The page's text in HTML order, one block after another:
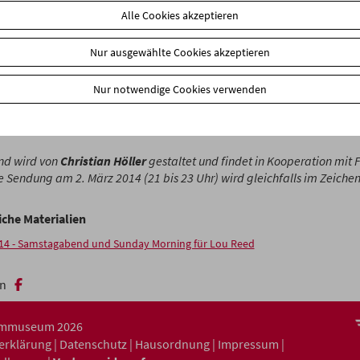
Danny Williams, Andy Warhol und Jonas Mekas erstreckt sich
Arbeiten, etwa des Filmemachers Dietmar Brehm, für die
Inspiration ist. Daneben werden Ausschnitte aus
Clips gezeigt, die Reeds versierte Rollenspiele – vom Gender-
­Animal“ bis hin zum literaturkundigen Edgar-Allan-Poe- und
– bezeugen. Abgerundet wird die Veranstaltung durch Live-
wird vonChristian Höllergestaltet und findet in Kooperation mit
Sendung am 2. März 2014 (21 bis 23 Uhr) wird gleichfalls im Zeichen
Materialien
- Samstagabend und Sunday Morning für Lou Reed
2026
| Datenschutz | Hausordnung | Impressum |
Alle Cookies akzeptieren
Nur ausgewählte Cookies akzeptieren
Nur notwendige Cookies verwenden